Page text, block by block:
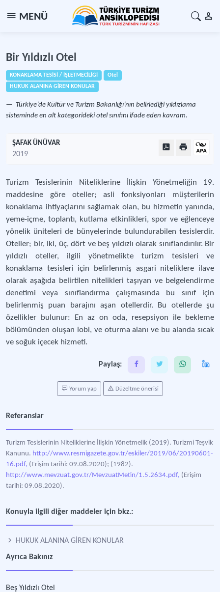
MENÜ
Bir Yıldızlı Otel
KONAKLAMA TESİSİ / İŞLETMECİLİĞİ
Otel
HUKUK ALANINA GİREN KONULAR
Türkiye’de Kültür ve Turizm Bakanlığı’nın belirlediği yıldızlama
sisteminde en alt kategorideki otel sınıfını ifade eden kavram.
ŞAFAK ÜNÜVAR
2019
Turizm Tesislerinin Niteliklerine İlişkin Yönetmeliğin 19.
maddesine göre oteller; asli fonksiyonları müşterilerin
konaklama ihtiyaçlarını sağlamak olan, bu hizmetin yanında,
yeme-içme, toplantı, kutlama etkinlikleri, spor ve eğlenceye
yönelik üniteleri de bünyelerinde bulundurabilen tesislerdir.
Oteller; bir, iki, üç, dört ve beş yıldızlı olarak sınıflandırılır. Bir
yıldızlı oteller, ilgili yönetmelikte turizm tesisleri ve
konaklama tesisleri için belirlenmiş asgari niteliklere ilave
olarak aşağıda belirtilen nitelikleri taşıyan ve belgelendirme
denetimi veya sınıflandırma çalışmasında bu sınıf için
belirlenmiş puan barajını aşan otellerdir. Bu otellerde şu
özellikler bulunur: En az on oda, resepsiyon ile bekleme
bölümünden oluşan lobi, ve oturma alanı ve bu alanda sıcak
ve soğuk içecek hizmeti.
Paylaş:
Yorum yap Düzeltme önerisi
Referanslar
Turizm Tesislerinin Niteliklerine İlişkin Yönetmelik (2019). Turizmi Teşvik
Kanunu. http://www.resmigazete.gov.tr/eskiler/2019/06/20190601-
16.pdf, (Erişim tarihi: 09.08.2020); (1982).
http://www.mevzuat.gov.tr/MevzuatMetin/1.5.2634.pdf, (Erişim
tarihi: 09.08.2020).
Konuyla ilgili diğer maddeler için bkz.:
HUKUK ALANINA GİREN KONULAR
Ayrıca Bakınız
Beş Yıldızlı Otel